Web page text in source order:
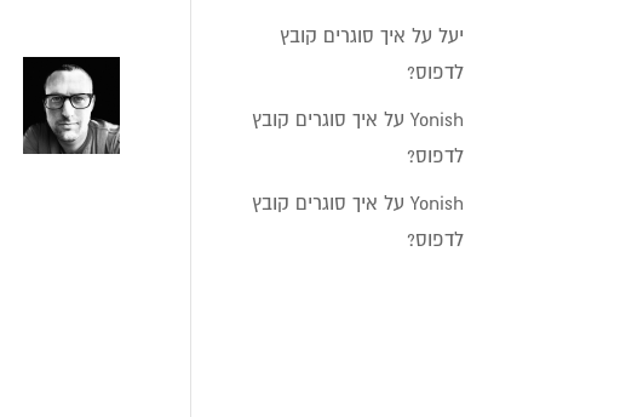
יעל על איך סוגרים קובץ
לדפוס?
Yonish על איך סוגרים קובץ
לדפוס?
Yonish על איך סוגרים קובץ
לדפוס?